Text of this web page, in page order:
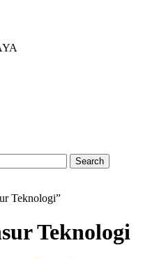
Teknologi”
Teknologi